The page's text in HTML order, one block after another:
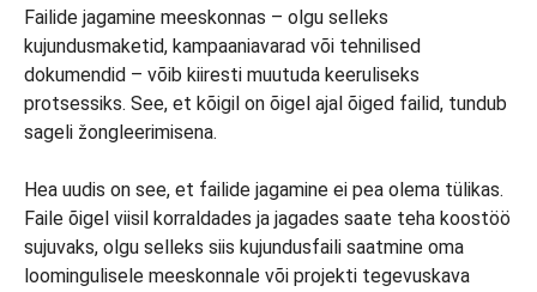
Failide jagamine meeskonnas – olgu selleks
kujundusmaketid, kampaaniavarad või tehnilised
dokumendid – võib kiiresti muutuda keeruliseks
protsessiks. See, et kõigil on õigel ajal õiged failid, tundub
sageli žongleerimisena.
Hea uudis on see, et failide jagamine ei pea olema tülikas.
Faile õigel viisil korraldades ja jagades saate teha koostöö
sujuvaks, olgu selleks siis kujundusfaili saatmine oma
loomingulisele meeskonnale või projekti tegevuskava